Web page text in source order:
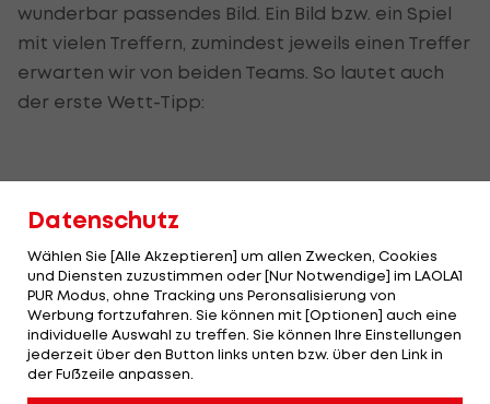
wunderbar passendes Bild. Ein Bild bzw. ein Spiel
mit vielen Treffern, zumindest jeweils einen Treffer
erwarten wir von beiden Teams. So lautet auch
der erste Wett-Tipp:
Das gibt's nur bei LAOLA1: Die heißesten
Picks deiner Lieblings-Bookies direkt
Datenschutz
Wählen Sie [Alle Akzeptieren] um allen Zwecken, Cookies
und Diensten zuzustimmen oder [Nur Notwendige] im LAOLA1
PUR Modus, ohne Tracking uns Peronsalisierung von
Werbung fortzufahren. Sie können mit [Optionen] auch eine
individuelle Auswahl zu treffen. Sie können Ihre Einstellungen
jederzeit über den Button links unten bzw. über den Link in
der Fußzeile anpassen.